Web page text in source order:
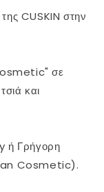
CUSKIN στην
σε
και
ή Γρήγορη
Cosmetic).